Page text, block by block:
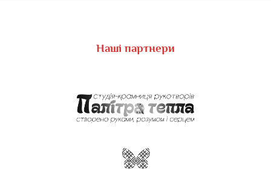
Наші партнери